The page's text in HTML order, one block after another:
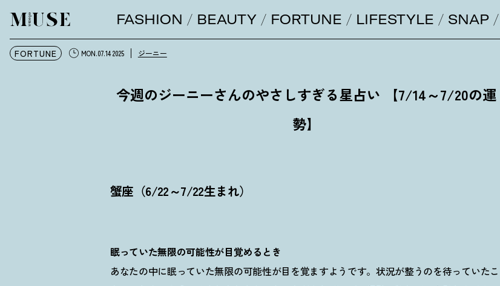
オトナミューズ ウェブFASHION BEAUTY FORTUNE LIFESTYLE SNAP
FORTUNE MON.07.14 2025 ジーニー
今週のジーニーさんのやさしすぎる星占い 【7/14～7/20の運
勢】
蟹座（6/22～7/22生まれ）
眠っていた無限の可能性が目覚めるとき
あなたの中に眠っていた無限の可能性が目を覚ますようです。状況が整うのを待っていたこ